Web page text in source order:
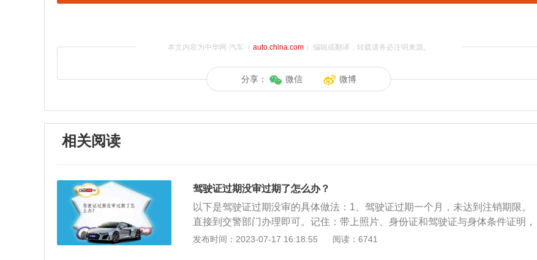
本文内容为中华网·汽车（ auto.china.com）编辑或翻译，转载请务必注明来源。
分享： 微信 微博
相关阅读
驾驶证过期没审过期了怎么办？
以下是驾驶证过期没审的具体做法：1、驾驶证过期一个月，未达到注销期限。
直接到交警部门办理即可。记住：带上照片、身份证和驾驶证与身体条件证明，
填上《年审表》即可办理。2、驾驶证因到期未提交身体条件证明或有效期满不
发布时间：2023-07-17 16:18:55 阅读：6741